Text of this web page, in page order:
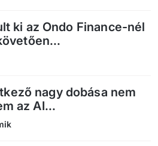
ki az Ondo Finance-nél
nagy dobása nem
az AI...